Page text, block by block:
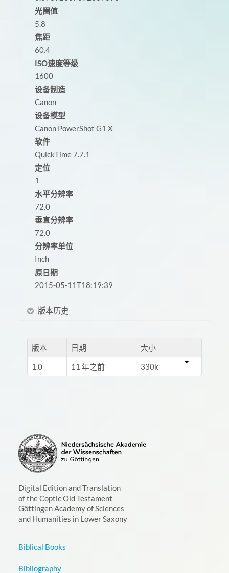
光圈值
5.8
焦距
60.4
ISO速度等级
1600
设备制造
Canon
设备模型
Canon PowerShot G1 X
软件
QuickTime 7.7.1
定位
1
水平分辨率
72.0
垂直分辨率
72.0
分辨率单位
Inch
原日期
2015-05-11T18:19:39
版本历史
版本 日期 大小
1.0 11 年之前 330k
Digital Edition and Translation
of the Coptic Old Testament
Göttingen Academy of Sciences
and Humanities in Lower Saxony
Biblical Books
Bibliography